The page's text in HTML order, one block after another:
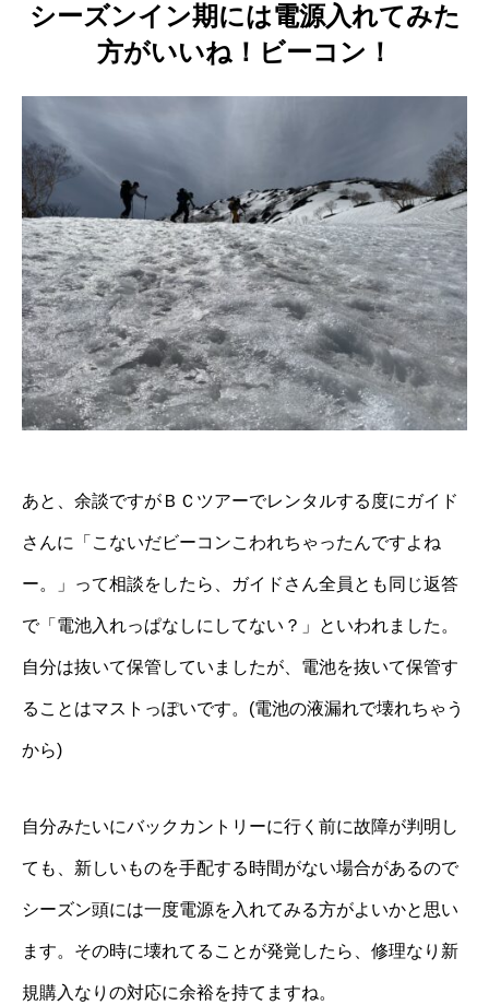
シーズンイン期には電源入れてみた
方がいいね！ビーコン！
あと、余談ですがＢＣツアーでレンタルする度にガイド
さんに「こないだビーコンこわれちゃったんですよね
ー。」って相談をしたら、ガイドさん全員とも同じ返答
で「電池入れっぱなしにしてない？」といわれました。
自分は抜いて保管していましたが、電池を抜いて保管す
ることはマストっぽいです。(電池の液漏れで壊れちゃう
から)
自分みたいにバックカントリーに行く前に故障が判明し
ても、新しいものを手配する時間がない場合があるので
シーズン頭には一度電源を入れてみる方がよいかと思い
ます。その時に壊れてることが発覚したら、修理なり新
規購入なりの対応に余裕を持てますね。